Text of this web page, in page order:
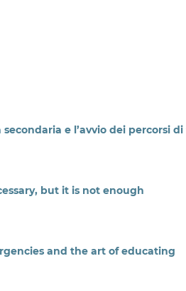
e l’avvio dei percorsi
but it is not enough
and the art of educating